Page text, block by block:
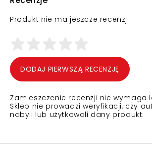
Produkt nie ma jeszcze recenzji.
DODAJ PIERWSZĄ RECENZJĘ
Zamieszczenie recenzji nie wymaga
Sklep nie prowadzi weryfikacji, czy
nabyli lub użytkowali dany produkt.